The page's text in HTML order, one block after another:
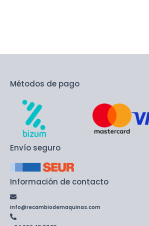
Métodos de pago
Envío seguro
Información de contacto
info@recambiodemaquinas.com